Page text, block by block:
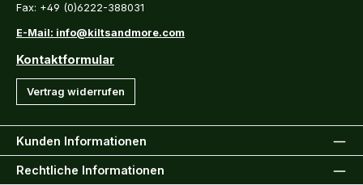
Fax: +49 (0)6222-388031
E-Mail: info@kiltsandmore.com
Kontaktformular
Vertrag widerrufen
Kunden Informationen
Rechtliche Informationen